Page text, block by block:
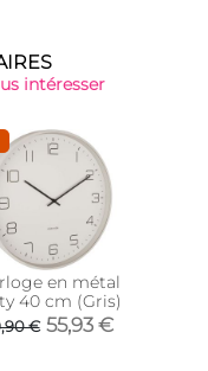
intéresser
en métal
40 cm (Gris)
€ 55,93 €